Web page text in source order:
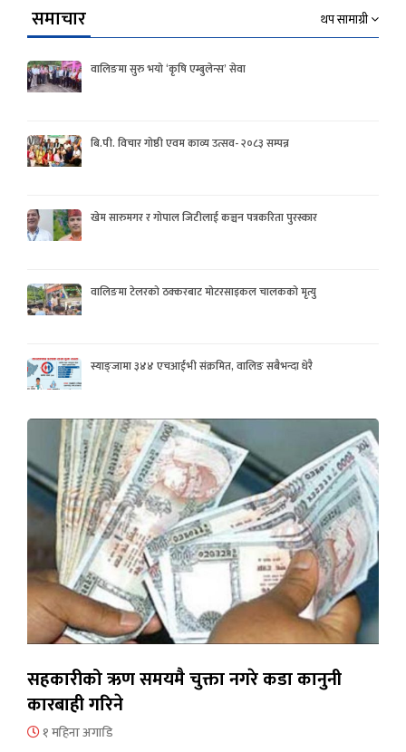
समाचार थप सामाग्री
वालिङमा सुरु भयो ‘कृषि एम्बुलेन्स’ सेवा
बि.पी. विचार गोष्ठी एवम काव्य उत्सव- २०८३ सम्पन्न
खेम सारुमगर र गोपाल जिटीलाई कञ्चन पत्रकरिता पुरस्कार
वालिङमा टेलरको ठक्करबाट मोटरसाइकल चालकको मृत्यु
स्याङ्जामा ३४४ एचआईभी संक्रमित, वालिङ सबैभन्दा धेरै
सहकारीको ऋण समयमै चुक्ता नगरे कडा कानुनी
कारबाही गरिने
१ महिना अगाडि